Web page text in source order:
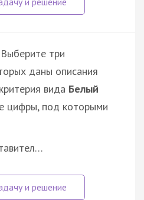
три
даны описания
вида Белый
цифры, под которыми